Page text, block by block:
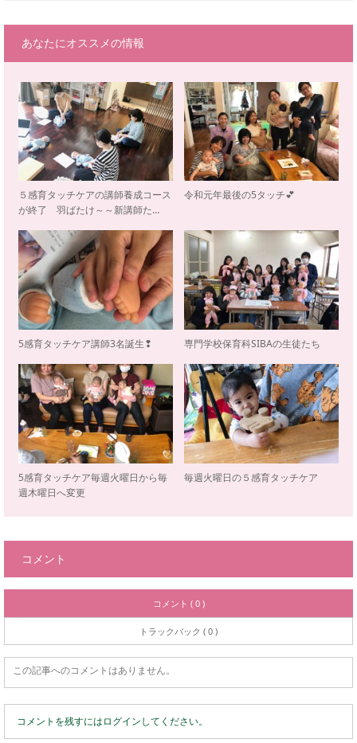
あなたにオススメの情報
５感育タッチケアの講師養成コース
が終了 羽ばたけ～～新講師た…
令和元年最後の5タッチ💕
5感育タッチケア講師3名誕生❢ 専門学校保育科SIBAの生徒たち
5感育タッチケア毎週火曜日から毎
週木曜日へ変更
毎週火曜日の５感育タッチケア
コメント
コメント ( 0 )
トラックバック ( 0 )
この記事へのコメントはありません。
コメントを残すにはログインしてください。